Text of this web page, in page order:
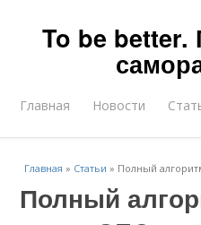
To be better.
Главная Новости
Главная » Статьи » Полный
Полный